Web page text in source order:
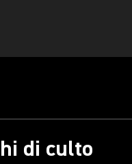
di culto